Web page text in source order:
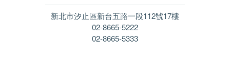
新北市汐止區新台五路一段112號17樓
02-8665-5222
02-8665-5333